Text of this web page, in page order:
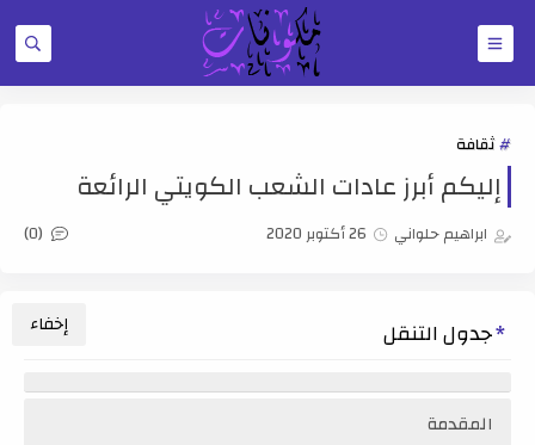
ثقافة
إليكم أبرز عادات الشعب الكويتي الرائعة
ابراهيم حلواني 26 أكتوبر 2020 (0)
جدول التنقل
المقدمة